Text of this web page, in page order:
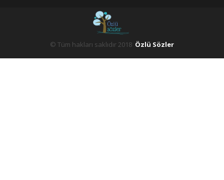
© Tüm hakları saklıdır 2018 Özlü Sözler